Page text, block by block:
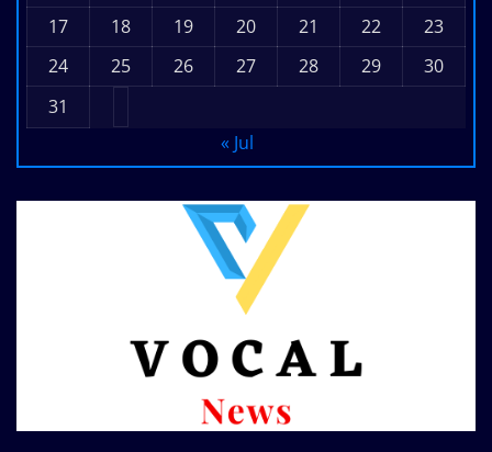
17
18 19 20 21 22
23
24
25 26 27 28 29
30
31
« Jul